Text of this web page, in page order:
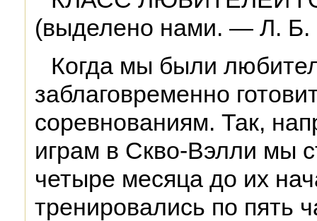
(выделено нами. — Л. Б.
Когда мы были
заблаговременно
соревнованиям. Так,
играм в Скво-Вэлли мы
четыре месяца до их
тренировались по пять